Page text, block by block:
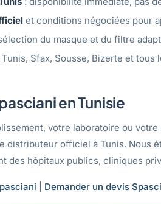
et conditions négociées pour
du masque et du filtre
Tunis, Sfax, Sousse, Bizerte et tous
en Tunisie
votre laboratoire ou votre
distributeur officiel à Tunis. Nous
des hôpitaux publics, cliniques
Demander un devis